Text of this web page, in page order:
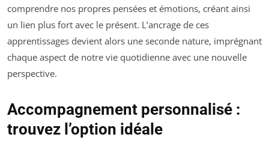
comprendre nos propres pensées et émotions, créant ainsi
un lien plus fort avec le présent. L’ancrage de ces
apprentissages devient alors une seconde nature, imprégnant
chaque aspect de notre vie quotidienne avec une nouvelle
perspective.
Accompagnement personnalisé :
trouvez l’option idéale